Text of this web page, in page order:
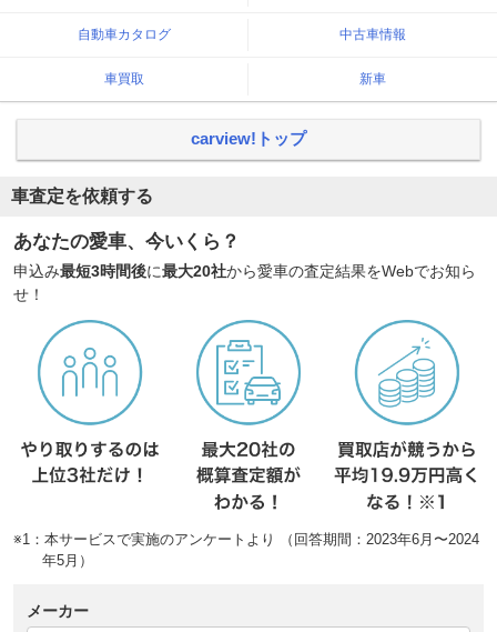
自動車カタログ 中古車情報
車買取 新車
carview!トップ
車査定を依頼する
あなたの愛車、今いくら？
申込み最短3時間後に最大20社から愛車の査定結果をWebでお知ら
せ！
※1：本サービスで実施のアンケートより （回答期間：2023年6月〜2024
年5月）
メーカー